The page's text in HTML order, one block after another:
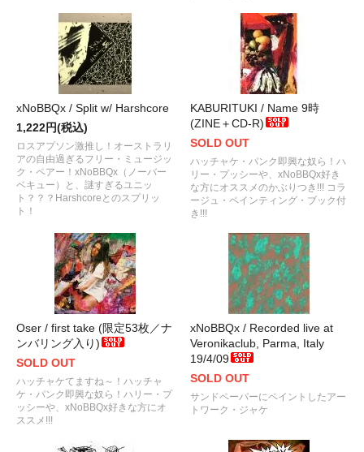
xNoBBQx / Split w/ Harshcore
1,222円(税込)
ロスアプソン激推し！オーストラリ
アの自由過ぎるフリー・ミュージッ
ク・ペアー！xNoBBQx（ノーバー
ベキュー）と、謎すぎるユニッ
ト？？？Harshcoreとのスプリッ
ト！
KABURITUKI / Name 9時
(ZINE＋CD-R)
SOLD OUT
ハッチャケ・パンク即興な奴ら！ハ
リー・プッシーや、xNoBBQx好き
な方にオススメのかぶりつき!!! コラ
ージュ・ペインティング・ブック付
き!!!
Oser / first take (限定53枚／ナ
ンバリング入り)
SOLD OUT
ハッチャケてますね～！ハッチャ
ケ・パンク即興な奴ら！ハリー・プ
ッシーや、xNoBBQx好きな方にオ
ススメ!!!
xNoBBQx / Recorded live at
Veronikaclub, Parma, Italy
19/4/09
SOLD OUT
サンドペーパーにペイントしたアー
トワーク・ジャケ